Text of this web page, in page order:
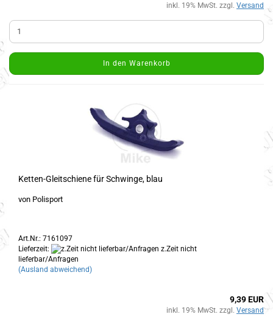
inkl. 19% MwSt. zzgl. Versand
In den Warenkorb
Ketten-Gleitschiene für Schwinge, blau
von Polisport
Art.Nr.: 7161097
Lieferzeit:
z.Zeit nicht
lieferbar/Anfragen
(Ausland abweichend)
9,39 EUR
inkl. 19% MwSt. zzgl. Versand